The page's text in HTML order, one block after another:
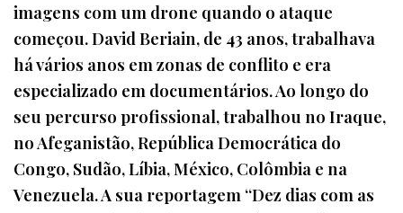
imagens com um drone quando o ataque
começou. David Beriain, de 43 anos, trabalhava
há vários anos em zonas de conflito e era
especializado em documentários. Ao longo do
seu percurso profissional, trabalhou no Iraque,
no Afeganistão, República Democrática do
Congo, Sudão, Líbia, México, Colômbia e na
Venezuela. A sua reportagem “Dez dias com as